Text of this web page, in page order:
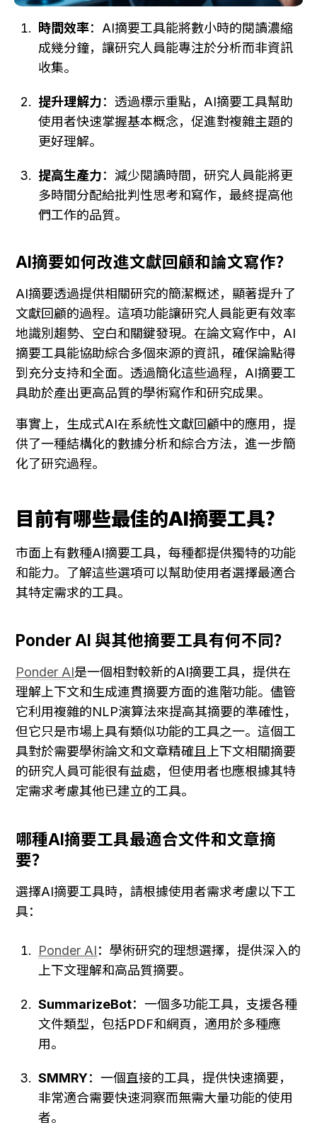
時間效率：AI摘要工具能將數小時的閱讀濃縮
成幾分鐘，讓研究人員能專注於分析而非資訊
收集。
提升理解力：透過標示重點，AI摘要工具幫助
使用者快速掌握基本概念，促進對複雜主題的
更好理解。
提高生產力：減少閱讀時間，研究人員能將更
多時間分配給批判性思考和寫作，最終提高他
們工作的品質。
AI摘要如何改進文獻回顧和論文寫作？
AI摘要透過提供相關研究的簡潔概述，顯著提升了
文獻回顧的過程。這項功能讓研究人員能更有效率
地識別趨勢、空白和關鍵發現。在論文寫作中，AI
摘要工具能協助綜合多個來源的資訊，確保論點得
到充分支持和全面。透過簡化這些過程，AI摘要工
具助於產出更高品質的學術寫作和研究成果。
事實上，生成式AI在系統性文獻回顧中的應用，提
供了一種結構化的數據分析和綜合方法，進一步簡
化了研究過程。
目前有哪些最佳的AI摘要工具？
市面上有數種AI摘要工具，每種都提供獨特的功能
和能力。了解這些選項可以幫助使用者選擇最適合
其特定需求的工具。
Ponder AI 與其他摘要工具有何不同？
Ponder AI是一個相對較新的AI摘要工具，提供在
理解上下文和生成連貫摘要方面的進階功能。儘管
它利用複雜的NLP演算法來提高其摘要的準確性，
但它只是市場上具有類似功能的工具之一。這個工
具對於需要學術論文和文章精確且上下文相關摘要
的研究人員可能很有益處，但使用者也應根據其特
定需求考慮其他已建立的工具。
哪種AI摘要工具最適合文件和文章摘
要？
選擇AI摘要工具時，請根據使用者需求考慮以下工
具：
Ponder AI：學術研究的理想選擇，提供深入的
上下文理解和高品質摘要。
SummarizeBot：一個多功能工具，支援各種
文件類型，包括PDF和網頁，適用於多種應
用。
SMMRY：一個直接的工具，提供快速摘要，
非常適合需要快速洞察而無需大量功能的使用
者。